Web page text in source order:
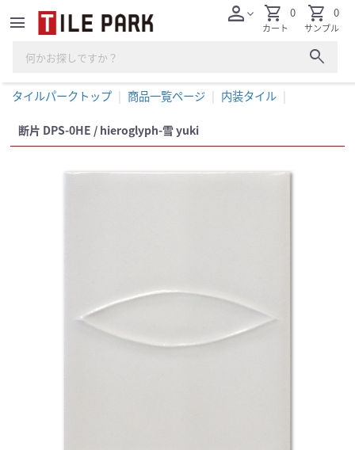
menu
search
personexpand_more shopping_cart
カート
0 shopping_cart
サンプル
0
タイルパークトップ 商品一覧ページ 内装タイル
断片 DPS-0HE / hieroglyph-雪 yuki